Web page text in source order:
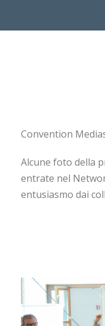
Convention
Alcune foto della
entrate nel
entusiasmo dai